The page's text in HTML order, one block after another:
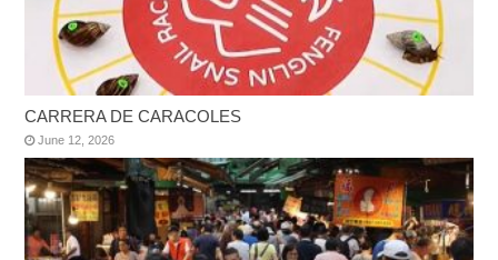
CARRERA DE CARACOLES
June 12, 2026